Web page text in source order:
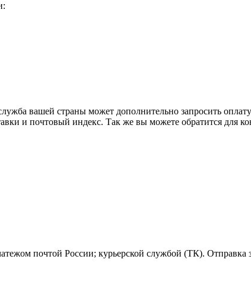
вашей страны может дополнительно запросить
и почтовый индекс. Так же вы можете обратится для
почтой России; курьерской службой (ТК). Отправка